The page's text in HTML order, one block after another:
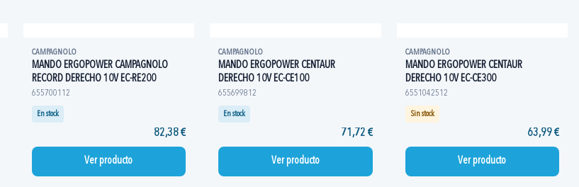
CAMPAGNOLO
MANDO ERGOPOWER CAMPAGNOLO
RECORD DERECHO 10V EC-RE200
655700112
En stock
82,38 €
Ver producto
CAMPAGNOLO
MANDO ERGOPOWER CENTAUR
DERECHO 10V EC-CE100
655699812
En stock
71,72 €
Ver producto
CAMPAGNOLO
MANDO ERGOPOWER CENTAUR
DERECHO 10V EC-CE300
6551042512
Sin stock
63,99 €
Ver producto